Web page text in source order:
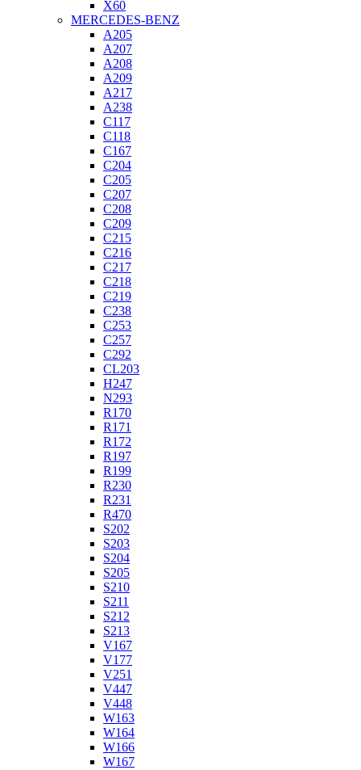
X60
MERCEDES-BENZ
A205
A207
A208
A209
A217
A238
C117
C118
C167
C204
C205
C207
C208
C209
C215
C216
C217
C218
C219
C238
C253
C257
C292
CL203
H247
N293
R170
R171
R172
R197
R199
R230
R231
R470
S202
S203
S204
S205
S210
S211
S212
S213
V167
V177
V251
V447
V448
W163
W164
W166
W167